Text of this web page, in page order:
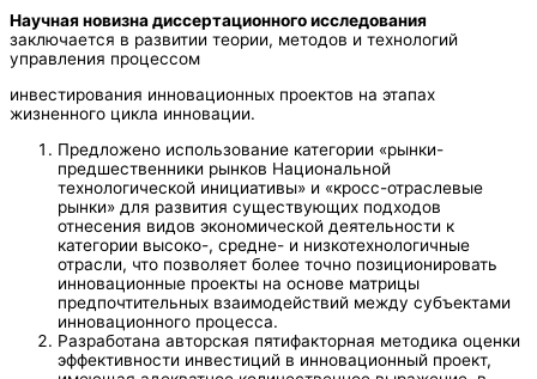
Научная новизна диссертационного исследования
заключается в развитии теории, методов и технологий
управления процессом
инвестирования инновационных проектов на этапах
жизненного цикла инновации.
Предложено использование категории «рынки-
предшественники рынков Национальной
технологической инициативы» и «кросс-отраслевые
рынки» для развития существующих подходов
отнесения видов экономической деятельности к
категории высоко-, средне- и низкотехнологичные
отрасли, что позволяет более точно позиционировать
инновационные проекты на основе матрицы
предпочтительных взаимодействий между субъектами
инновационного процесса.
Разработана авторская пятифакторная методика оценки
эффективности инвестиций в инновационный проект,